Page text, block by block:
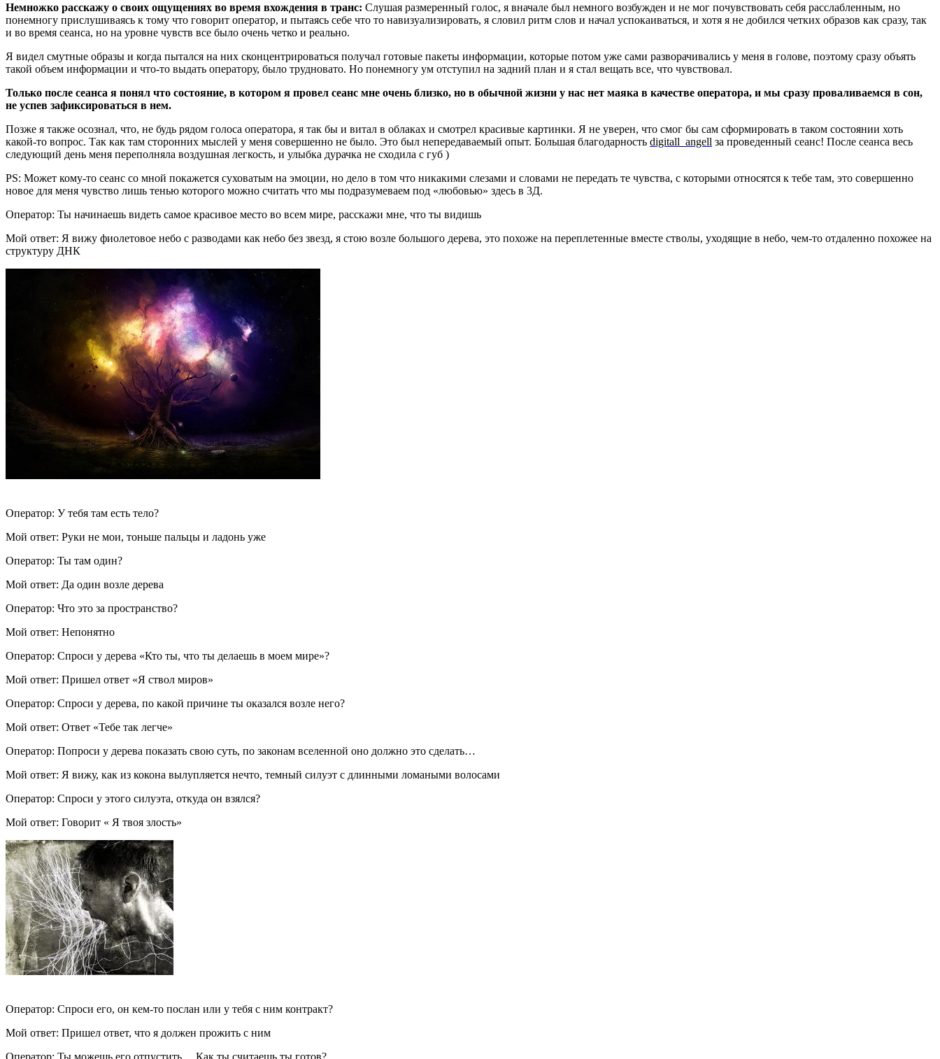
Немножко расскажу о своих ощущениях во время вхождения в транс: Слушая размеренный голос, я вначале был немного возбужден и не мог почувствовать себя расслабленным, но
понемногу прислушиваясь к тому что говорит оператор, и пытаясь себе что то навизуализировать, я словил ритм слов и начал успокаиваться, и хотя я не добился четких образов как сразу, так
и во время сеанса, но на уровне чувств все было очень четко и реально.
Я видел смутные образы и когда пытался на них сконцентрироваться получал готовые пакеты информации, которые потом уже сами разворачивались у меня в голове, поэтому сразу объять
такой объем информации и что-то выдать оператору, было трудновато. Но понемногу ум отступил на задний план и я стал вещать все, что чувствовал.
Только после сеанса я понял что состояние, в котором я провел сеанс мне очень близко, но в обычной жизни у нас нет маяка в качестве оператора, и мы сразу проваливаемся в сон,
не успев зафиксироваться в нем.
Позже я также осознал, что, не будь рядом голоса оператора, я так бы и витал в облаках и смотрел красивые картинки. Я не уверен, что смог бы сам сформировать в таком состоянии хоть
какой-то вопрос. Так как там сторонних мыслей у меня совершенно не было. Это был непередаваемый опыт. Большая благодарность digitall_angell за проведенный сеанс! После сеанса весь
следующий день меня переполняла воздушная легкость, и улыбка дурачка не сходила с губ )
PS: Может кому-то сеанс со мной покажется суховатым на эмоции, но дело в том что никакими слезами и словами не передать те чувства, с которыми относятся к тебе там, это совершенно
новое для меня чувство лишь тенью которого можно считать что мы подразумеваем под «любовью» здесь в 3Д.
Оператор: Ты начинаешь видеть самое красивое место во всем мире, расскажи мне, что ты видишь
Мой ответ: Я вижу фиолетовое небо с разводами как небо без звезд, я стою возле большого дерева, это похоже на переплетенные вместе стволы, уходящие в небо, чем-то отдаленно похожее на
структуру ДНК
Оператор: У тебя там есть тело?
Мой ответ: Руки не мои, тоньше пальцы и ладонь уже
Оператор: Ты там один?
Мой ответ: Да один возле дерева
Оператор: Что это за пространство?
Мой ответ: Непонятно
Оператор: Спроси у дерева «Кто ты, что ты делаешь в моем мире»?
Мой ответ: Пришел ответ «Я ствол миров»
Оператор: Спроси у дерева, по какой причине ты оказался возле него?
Мой ответ: Ответ «Тебе так легче»
Оператор: Попроси у дерева показать свою суть, по законам вселенной оно должно это сделать…
Мой ответ: Я вижу, как из кокона вылупляется нечто, темный силуэт с длинными ломаными волосами
Оператор: Спроси у этого силуэта, откуда он взялся?
Мой ответ: Говорит « Я твоя злость»
Оператор: Спроси его, он кем-то послан или у тебя с ним контракт?
Мой ответ: Пришел ответ, что я должен прожить с ним
Оператор: Ты можешь его отпустить… Как ты считаешь ты готов?